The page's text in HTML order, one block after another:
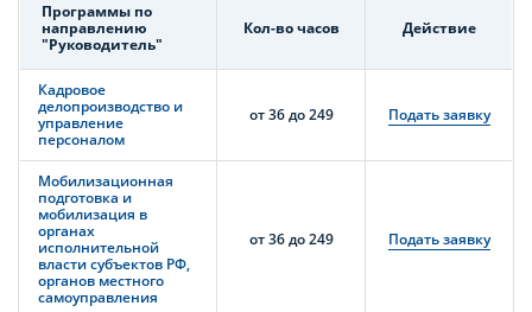
Программы по
направлению
"Руководитель"
Кол-во часов Действие
Кадровое
делопроизводство и
управление
персоналом
от 36 до 249 Подать заявку
Мобилизационная
подготовка и
мобилизация в
органах
исполнительной
власти субъектов РФ,
органов местного
самоуправления
от 36 до 249 Подать заявку